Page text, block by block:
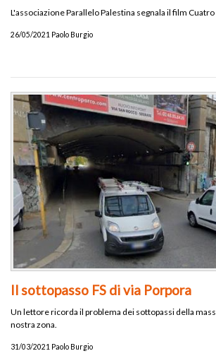
L'associazione Parallelo Palestina segnala il film
26/05/2021 Paolo Burgio
Il sottopasso FS di via Porpora
Un lettore ricorda il problema dei sottopassi della
nostra zona.
31/03/2021 Paolo Burgio